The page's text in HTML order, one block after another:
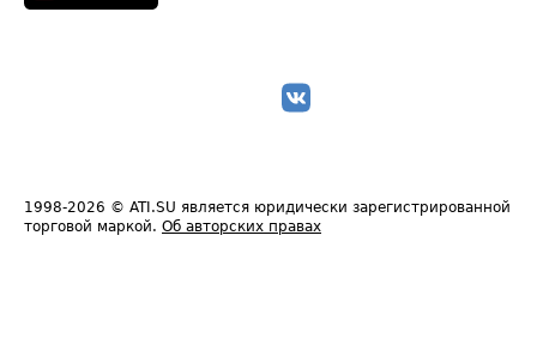
1998-2026 © ATI.SU является юридически зарегистрированной
торговой маркой. Об авторских правах